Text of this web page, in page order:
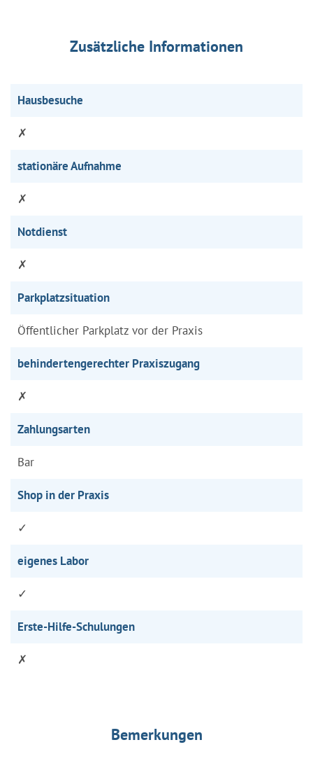
Zusätzliche Informationen
Hausbesuche
✗
stationäre Aufnahme
✗
Notdienst
✗
Parkplatzsituation
Öffentlicher Parkplatz vor der Praxis
behindertengerechter Praxiszugang
✗
Zahlungsarten
Bar
Shop in der Praxis
✓
eigenes Labor
✓
Erste-Hilfe-Schulungen
✗
Bemerkungen